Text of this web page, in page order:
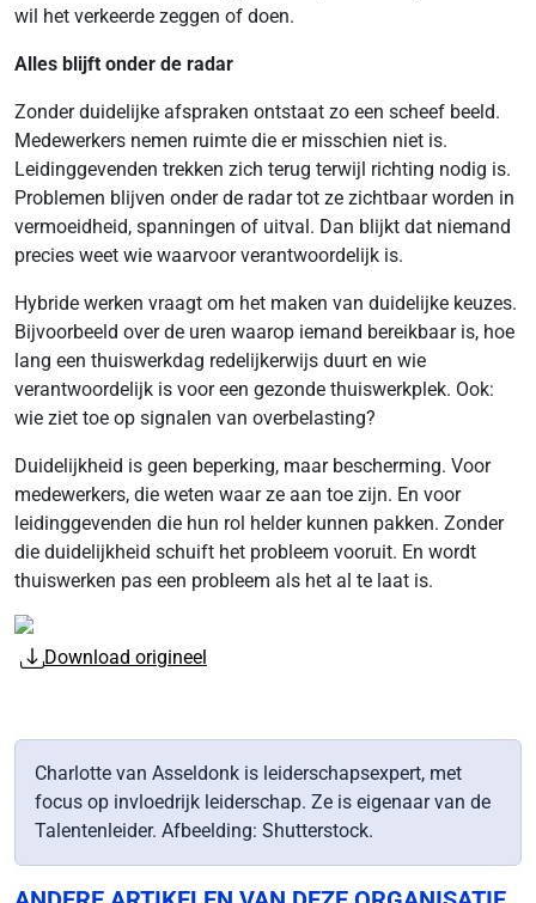
wil het verkeerde zeggen of doen.
Alles blijft onder de radar
Zonder duidelijke afspraken ontstaat zo een scheef beeld.
Medewerkers nemen ruimte die er misschien niet is.
Leidinggevenden trekken zich terug terwijl richting nodig is.
Problemen blijven onder de radar tot ze zichtbaar worden in
vermoeidheid, spanningen of uitval. Dan blijkt dat niemand
precies weet wie waarvoor verantwoordelijk is.
Hybride werken vraagt om het maken van duidelijke keuzes.
Bijvoorbeeld over de uren waarop iemand bereikbaar is, hoe
lang een thuiswerkdag redelijkerwijs duurt en wie
verantwoordelijk is voor een gezonde thuiswerkplek. Ook:
wie ziet toe op signalen van overbelasting?
Duidelijkheid is geen beperking, maar bescherming. Voor
medewerkers, die weten waar ze aan toe zijn. En voor
leidinggevenden die hun rol helder kunnen pakken. Zonder
die duidelijkheid schuift het probleem vooruit. En wordt
thuiswerken pas een probleem als het al te laat is.
Download origineel
Charlotte van Asseldonk is leiderschapsexpert, met
focus op invloedrijk leiderschap. Ze is eigenaar van de
Talentenleider. Afbeelding: Shutterstock.